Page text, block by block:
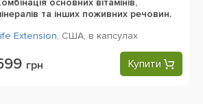
основних вітамінів,
та інших поживних речовин.
Extension, США, в капсулах
грн Купити